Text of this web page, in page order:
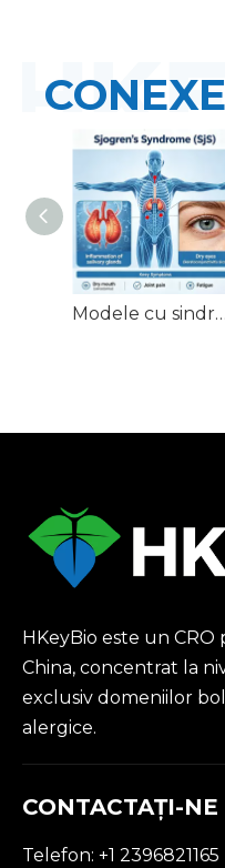
CONEXE
Modele cu sindromul Sjögren al șoarecelui (SjS).
HKeyBio este un
China, concentrat la
exclusiv domeniilor
alergice.
CONTACTAŢI-NE
Telefon: +1 2396821165